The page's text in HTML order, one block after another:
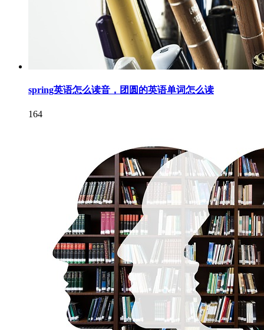
spring英语怎么读音，团圆的英语单词怎么读
164